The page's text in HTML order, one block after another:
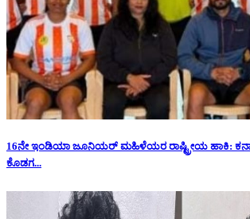
16ನೇ ಇಂಡಿಯಾ ಜೂನಿಯರ್ ಮಹಿಳೆಯರ ರಾಷ್ಟ್ರೀಯ ಹಾಕಿ:
ಕೊಡಗ...